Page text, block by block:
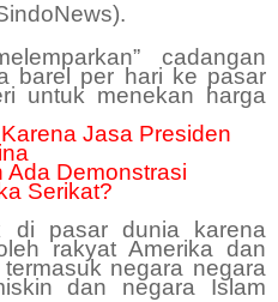
cadangan
barel per hari ke pasar
untuk menekan harga
Jasa Presiden
Ada Demonstrasi
Serikat?
di pasar dunia karena
rakyat Amerika dan
negara negara
dan negara Islam